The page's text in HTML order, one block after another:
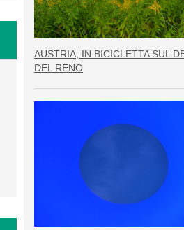
AUSTRIA, IN BICICLETTA SUL
DEL RENO